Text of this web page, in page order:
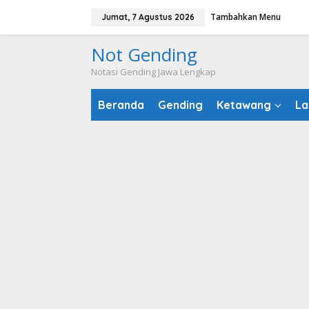
konten
Jumat, 7 Agustus 2026 Tambahkan Menu
Not Gending
Notasi Gending Jawa Lengkap
Beranda Gending Ketawang